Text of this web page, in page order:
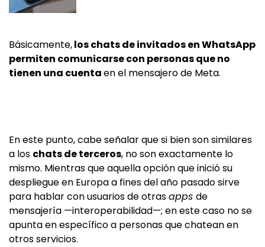
Básicamente,los chats de invitados en WhatsApp
permiten comunicarse con personas que no
tienen una cuentaen el mensajero de Meta.
En este punto, cabe señalar que si bien son similares
a los chats de terceros, no son exactamente lo
mismo. Mientras que aquella opción que inició su
despliegue en Europa a fines del año pasado sirve
para hablar con usuarios de otrasapps de
mensajería —interoperabilidad—; en este caso no se
apunta en específico a personas que chatean en
otros servicios.